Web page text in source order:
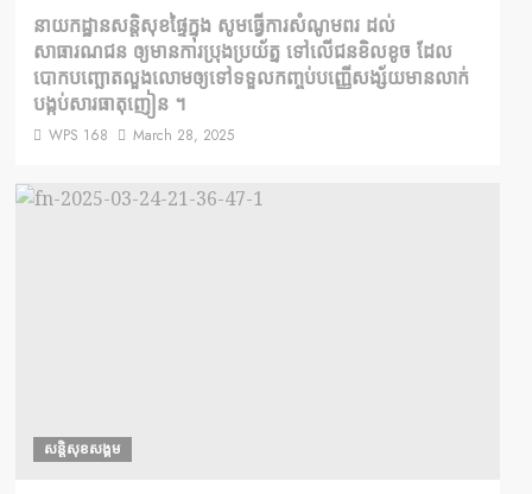
នាយកដ្ឋានសន្តិសុខផ្ទៃក្នុង សូមធ្វើការសំណូមពរ ដល់
សាធារណជន ឲ្យមានការប្រុងប្រយ័ត្ន ទៅលើជនខិលខូច ដែល
បោកបញ្ឆោតលួងលោមឲ្យទៅទទួលកញ្ចប់បញ្ញើសង្ស័យមានលាក់
បង្កប់សារធាតុញៀន ។
WPS 168 March 28, 2025
សន្តិសុខសង្គម